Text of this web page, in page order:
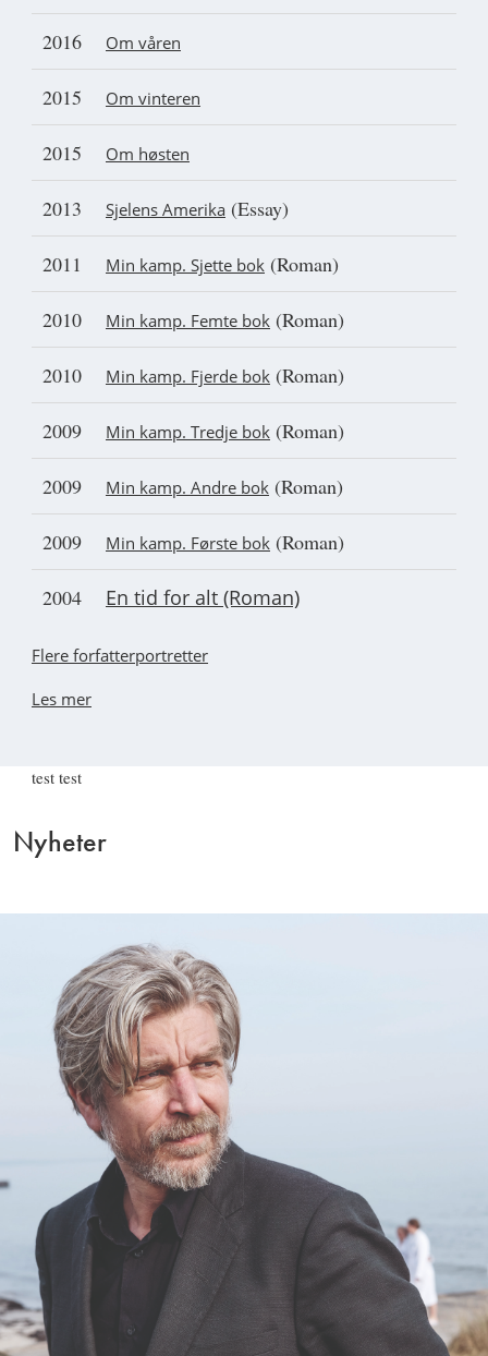
2016 Om våren
2015 Om vinteren
2015 Om høsten
2013 Sjelens Amerika (Essay)
2011 Min kamp. Sjette bok (Roman)
2010 Min kamp. Femte bok (Roman)
2010 Min kamp. Fjerde bok (Roman)
2009 Min kamp. Tredje bok (Roman)
2009 Min kamp. Andre bok (Roman)
2009 Min kamp. Første bok (Roman)
2004 En tid for alt (Roman)
Flere forfatterportretter
Les mer
test test
Nyheter